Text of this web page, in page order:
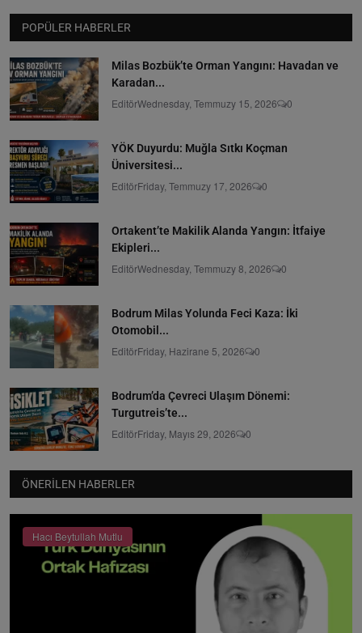
POPÜLER HABERLER
Milas Bozbük’te Orman Yangını: Havadan ve
Karadan...
EditörWednesday, Temmuzy 15, 2026 0
YÖK Duyurdu: Muğla Sıtkı Koçman
Üniversitesi...
EditörFriday, Temmuzy 17, 2026 0
Ortakent’te Makilik Alanda Yangın: İtfaiye
Ekipleri...
EditörWednesday, Temmuzy 8, 2026 0
Bodrum Milas Yolunda Feci Kaza: İki
Otomobil...
EditörFriday, Hazirane 5, 2026 0
Bodrum’da Çevreci Ulaşım Dönemi:
Turgutreis’te...
EditörFriday, Mayıs 29, 2026 0
ÖNERILEN HABERLER
Hacı Beytullah Mutlu